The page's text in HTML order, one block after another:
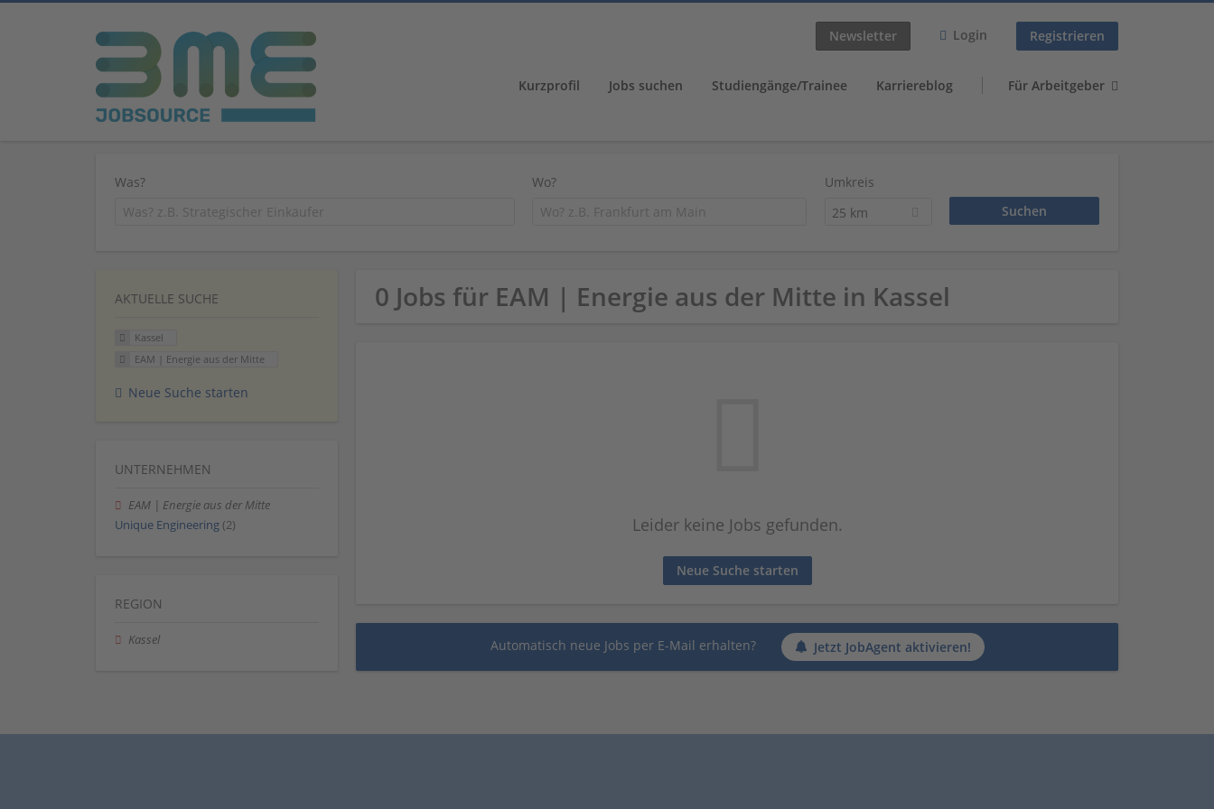
Newsletter Login Registrieren
Kurzprofil Jobs suchen Studiengänge/Trainee Karriereblog Für Arbeitgeber
Was? Wo?
Umkreis
25 km
0 Jobs für EAM | Energie aus der Mitte in Kassel
Leider keine Jobs gefunden.
Neue Suche starten
Automatisch neue Jobs per E-Mail erhalten? Jetzt JobAgent aktivieren!
AKTUELLE SUCHE
Kassel
EAM | Energie aus der Mitte
Neue Suche starten
UNTERNEHMEN
EAM | Energie aus der Mitte
Unique Engineering (2)
REGION
Kassel